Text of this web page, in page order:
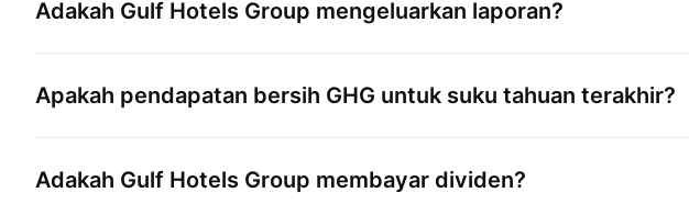
Adakah Gulf Hotels Group mengeluarkan laporan?
Apakah pendapatan bersih GHG untuk suku tahuan terakhir?
Adakah Gulf Hotels Group membayar dividen?